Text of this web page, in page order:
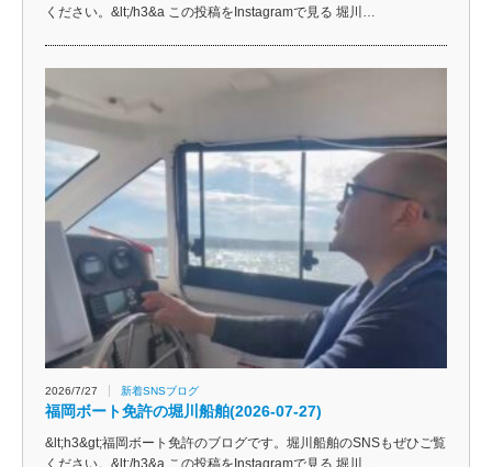
ください。&lt;/h3&a この投稿をInstagramで見る 堀川…
2026/7/27 新着SNSブログ
福岡ボート免許の堀川船舶(2026-07-27)
&lt;h3&gt;福岡ボート免許のブログです。堀川船舶のSNSもぜひご覧
ください。&lt;/h3&a この投稿をInstagramで見る 堀川…